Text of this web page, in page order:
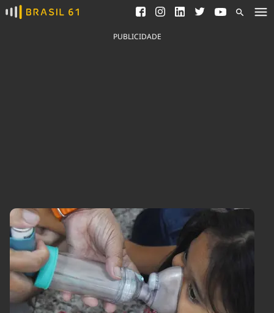
Ver todas as notícias
Saneamento
Indicadores
Agronegócios
Brasil
Brasil Mineral
Ciência &
Tecnologia
Cinema
Comportamento
Cultura
Economia
Educação
Infraestrutura
Internacional
Meio Ambiente
Podcast
Política
Saúde
Tempo
PUBLICIDADE